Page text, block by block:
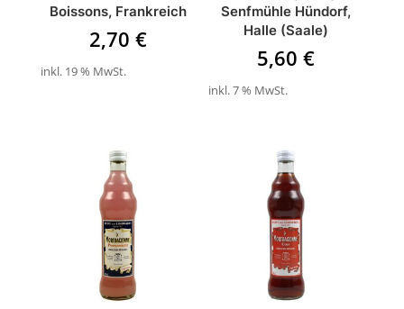
Boissons, Frankreich
2,70 €
inkl. 19 % MwSt.
Senfmühle Hündorf,
Halle (Saale)
5,60€
inkl. 7 % MwSt.